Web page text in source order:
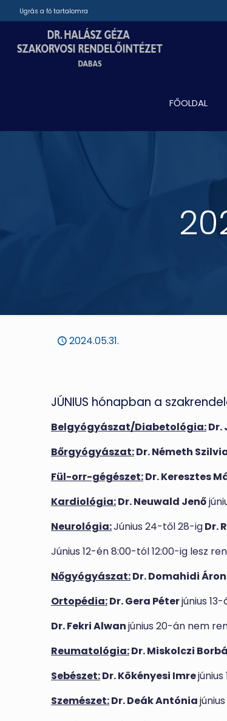
Ugrás a fő tartalomra
FŐOLDAL
2024.05.31.
JÚNIUS hónapban a
Belgyógyászat/Diabetológia:Dr.
Bőrgyógyászat:Dr. Németh
Fül-orr-gégészet:Dr. Keresztes
Kardiológia:Dr. Neuwald Jenő
Neurológia:Június 24-től 28-igDr.
Június 12-én 8:00-tól 12:00-ig lesz
Nőgyógyászat:Dr. Domahidi Áron
Ortopédia:Dr. Gera Péterjúnius
Dr. Fekri Alwanjúnius 20-án nem
Reumatológia:Dr. Miskolczi
Sebészet:Dr. Kökényesi Imre
Szemészet:Dr. Deák Antónia